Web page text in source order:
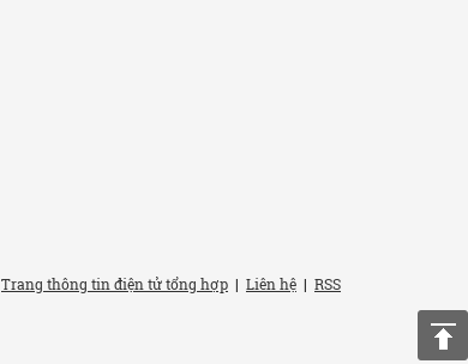
Trang thông tin điện tử tổng hợp | Liên hệ | RSS